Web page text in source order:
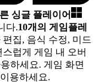
싱글 플레이어
다.10개의 게임플레
편집, 음식 수정, 미드
럽게 게임 내 오버
하세요. 게임 화면
용하세요.